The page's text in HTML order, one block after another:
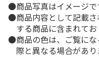
商品写真はイメージで
商品内容として記載
する商品に含まれてお
商品の色は、ご覧に
際と異なる場合があり